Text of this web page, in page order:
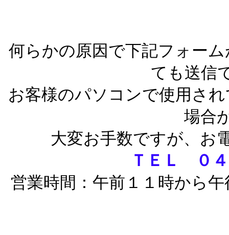
何らかの原因で下記フォー
ても送信
お客様のパソコンで使用さ
場合
大変お手数ですが、お
ＴＥＬ ０
営業時間：午前１１時から